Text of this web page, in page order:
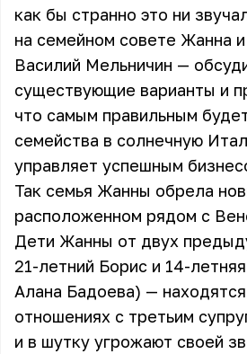
как бы странно это ни
на семейном совете Жанна
Василий Мельничин —
существующие варианты и
что самым правильным
семейства в солнечную
управляет успешным
Так семья Жанны обрела
расположенном рядом с
Дети Жанны от двух
21-летний Борис и 14-
Алана Бадоева) —
отношениях с третьим
и в шутку угрожают своей